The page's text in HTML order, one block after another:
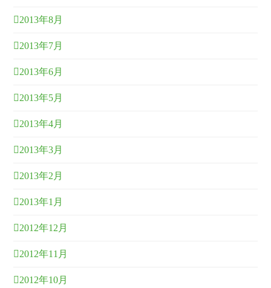
2013年8月
2013年7月
2013年6月
2013年5月
2013年4月
2013年3月
2013年2月
2013年1月
2012年12月
2012年11月
2012年10月